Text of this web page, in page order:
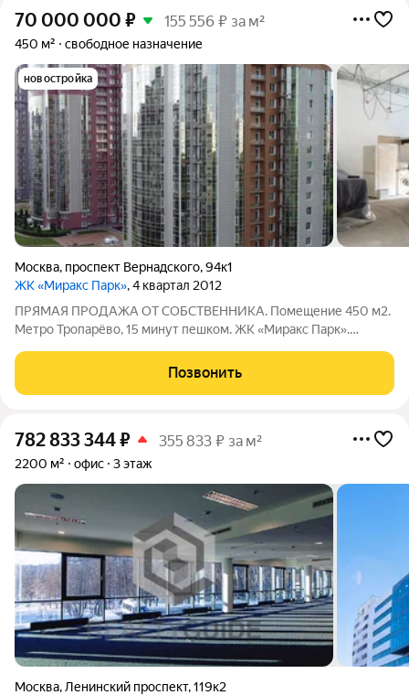
70 000 000 ₽ 155 556 ₽ за м²
450 м² свободное назначение
новостройка
Москва, проспект Вернадского,94к1
ЖК «Миракс Парк», 4 квартал 2012
ПРЯМАЯ ПРОДАЖА ОТ СОБСТВЕННИКА. Помещение 450 м2.
Метро Тропарёво, 15 минут пешком. ЖК «Миракс Парк».
планировка. Мощность 200 кВт. Возможность установки
вытяжки. Высота потолок 4.5 м. Налоги: УСН.
Позвонить
782 833 344₽ 355 833 ₽ за м²
2200 м² офис 3 этаж
Москва, Ленинский проспект,119к2